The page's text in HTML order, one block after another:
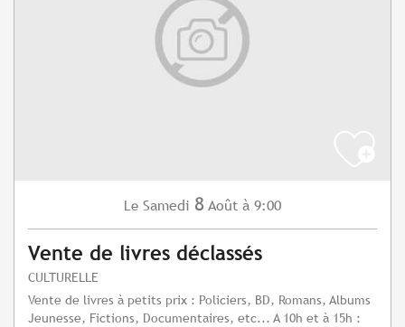
Le Samedi 8 Août à 9:00
Vente de livres déclassés
CULTURELLE
Vente de livres à petits prix : Policiers, BD, Romans, Albums
Jeunesse, Fictions, Documentaires, etc... A 10h et à 15h :